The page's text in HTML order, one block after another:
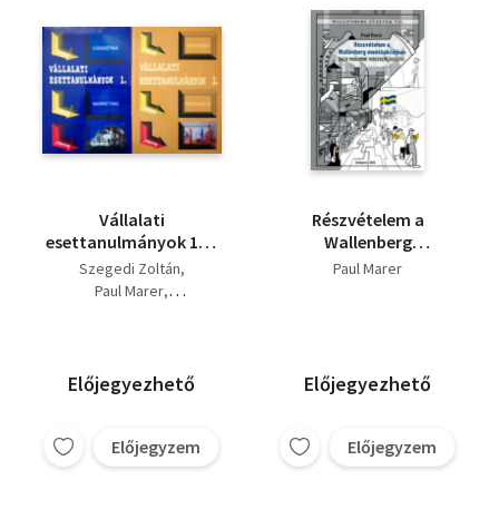
Vállalati
esettanulmányok 1-2.
(Logisztika -
marketing + Stratégia
Szegedi Zoltán
Paul Marer
Előjegyezhető
Előjegyzem
Részvételem a
Wallenberg
mentőakcióban / I
Paul Marer
Előjegyezhető
Előjegyzem